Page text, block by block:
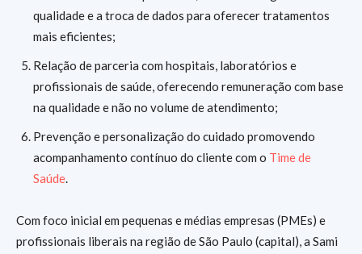
qualidade e a troca de dados para oferecer tratamentos
mais eficientes;
Relação de parceria com hospitais, laboratórios e
profissionais de saúde, oferecendo remuneração com base
na qualidade e não no volume de atendimento;
Prevenção e personalização do cuidado promovendo
acompanhamento contínuo do cliente com o Time de
Saúde.
Com foco inicial em pequenas e médias empresas (PMEs) e
profissionais liberais na região de São Paulo (capital), a Sami